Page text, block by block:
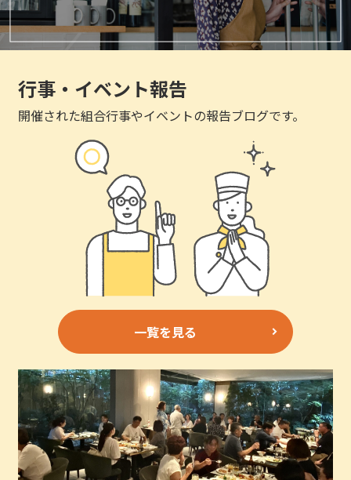
行事・イベント報告
開催された組合行事やイベントの報告ブログです。
一覧を見る